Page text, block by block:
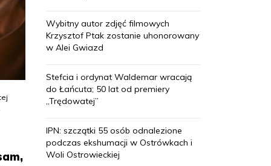
Wybitny autor zdjęć filmowych
Krzysztof Ptak zostanie uhonorowany
w Alei Gwiazd
Stefcia i ordynat Waldemar wracają
do Łańcuta; 50 lat od premiery
„Trędowatej”
IPN: szczątki 55 osób odnalezione
podczas ekshumacji w Ostrówkach i
Woli Ostrowieckiej